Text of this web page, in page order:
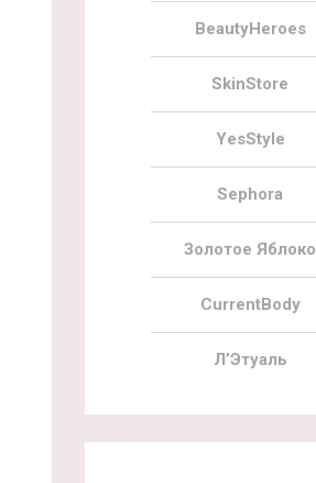
BeautyHeroes
SkinStore
YesStyle
Sephora
Золотое Яблоко
CurrentBody
Л’Этуаль